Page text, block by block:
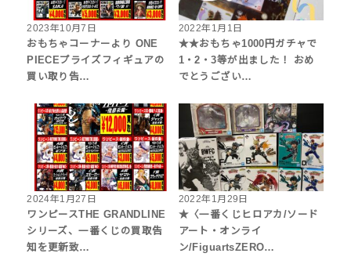
2023年10月7日
おもちゃコーナーより ONE
PIECEプライズフィギュアの
買い取り告…
2022年1月1日
★★おもちゃ1000円ガチャで
1・2・3等が出ました！ おめ
でとうござい…
2024年1月27日
ワンピースTHE GRANDLINE
シリーズ、一番くじの買取告
知を更新致…
2022年1月29日
★〈一番くじヒロアカ/ソード
アート・オンライ
ン/FiguartsZERO…